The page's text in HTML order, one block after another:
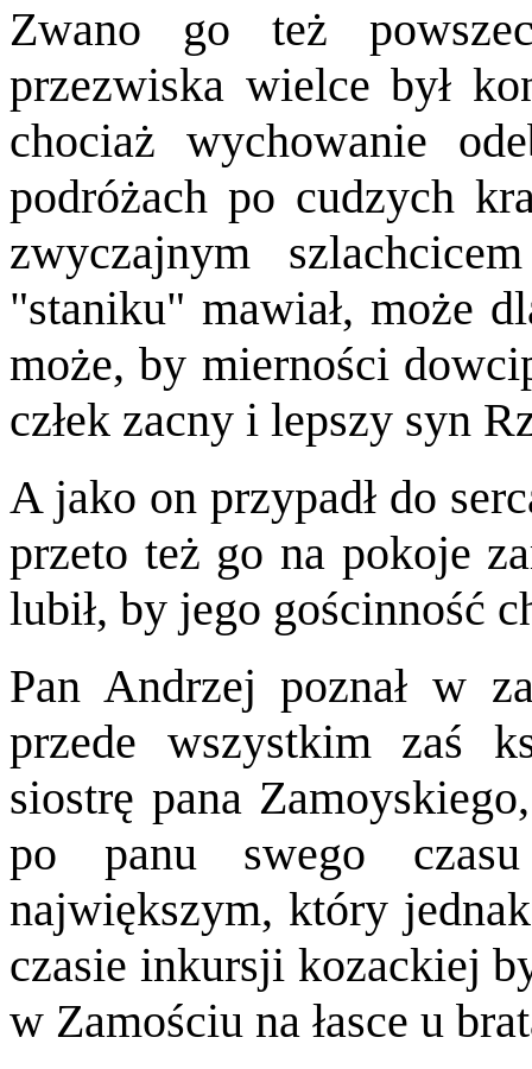
Zwano go też
przezwiska wielce był
chociaż wychowanie
podróżach po cudzych
zwyczajnym
"staniku" mawiał, może
może, by mierności
człek zacny i lepszy syn
A jako on przypadł do
przeto też go na pokoje
lubił, by jego gościnność
Pan Andrzej poznał w
przede wszystkim zaś
siostrę pana
po panu swego
największym, który
czasie inkursji kozackiej
w Zamościu na łasce u